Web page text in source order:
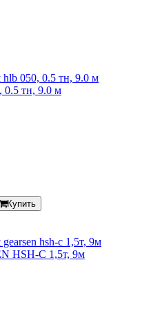
0.5 тн, 9.0 м
Купить
HSH-C 1,5т, 9м